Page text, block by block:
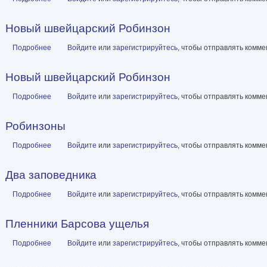
Новый швейцарский Робинзон
Подробнее о Новый швейцарский Робинзон
Войдите или зарегистрируйтесь, чтобы отправлять
Новый швейцарский Робинзон
Подробнее о Новый швейцарский Робинзон
Войдите или зарегистрируйтесь, чтобы отправлять
Робинзоны
Подробнее о Робинзоны
Войдите или зарегистрируйтесь, чтобы отправлять
Два заповедника
Подробнее о Два заповедника
Войдите или зарегистрируйтесь, чтобы отправлять
Пленники Барсова ущелья
Подробнее о Пленники Барсова ущелья
Войдите или зарегистрируйтесь, чтобы отправлять